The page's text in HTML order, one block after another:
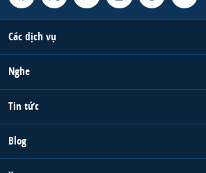
Các dịch vụ
Nghe
Tin tức
Blog